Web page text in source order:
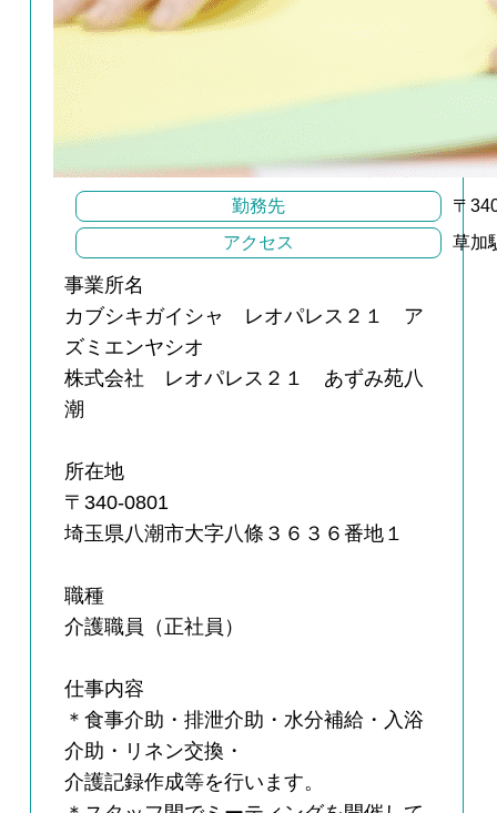
勤務先
〒
アクセス
草加
事業所名
カブシキガイシャ レオパレス２１ ア
ズミエンヤシオ
株式会社 レオパレス２１ あずみ苑八
潮
所在地
〒340-0801
埼玉県八潮市大字八條３６３６番地１
職種
介護職員（正社員）
仕事内容
＊食事介助・排泄介助・水分補給・入浴
介助・リネン交換・
介護記録作成等を行います。